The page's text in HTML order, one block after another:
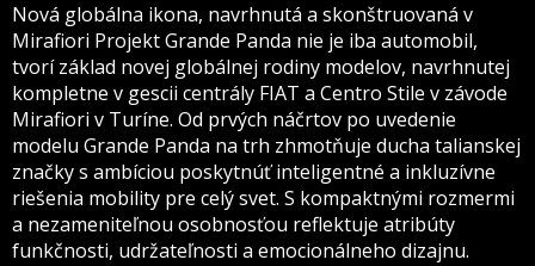
Nová globálna ikona, navrhnutá a skonštruovaná v
Mirafiori Projekt Grande Panda nie je iba automobil,
tvorí základ novej globálnej rodiny modelov, navrhnutej
kompletne v gescii centrály FIAT a Centro Stile v závode
Mirafiori v Turíne. Od prvých náčrtov po uvedenie
modelu Grande Panda na trh zhmotňuje ducha talianskej
značky s ambíciou poskytnúť inteligentné a inkluzívne
riešenia mobility pre celý svet. S kompaktnými rozmermi
a nezameniteľnou osobnosťou reflektuje atribúty
funkčnosti, udržateľnosti a emocionálneho dizajnu.